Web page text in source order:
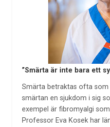
”Smärta är inte bara ett
Smärta betraktas ofta
smärtan en sjukdom i sig
exempel är fibromyalgi
Professor Eva Kosek har